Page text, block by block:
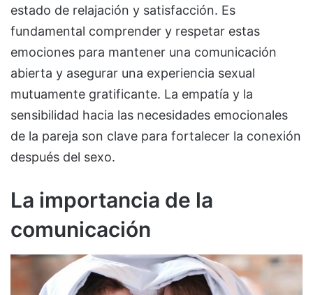
estado de relajación y satisfacción. Es
fundamental comprender y respetar estas
emociones para mantener una comunicación
abierta y asegurar una experiencia sexual
mutuamente gratificante. La empatía y la
sensibilidad hacia las necesidades emocionales
de la pareja son clave para fortalecer la conexión
después del sexo.
La importancia de la
comunicación